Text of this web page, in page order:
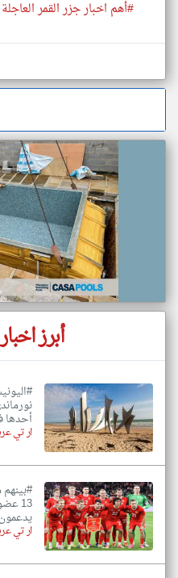
#أهم اخبار جزر القمر
أبرز
أحدها
ار تي
13
ار تي